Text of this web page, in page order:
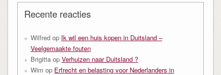
Recente reacties
Wilfredop Ik wil een huis kopen in Duitsland –
Veelgemaakte fouten
Brigittaop Verhuizen naar Duitsland ?
Wim op Erfrecht en belasting voor Nederlanders in